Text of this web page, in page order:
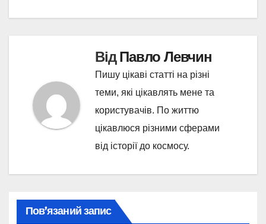
ВідПавло Левчин
Пишу цікаві статті на різні
теми, які цікавлять мене та
користувачів. По життю
цікавлюся різними сферами
від історії до космосу.
Пов’язаний запис